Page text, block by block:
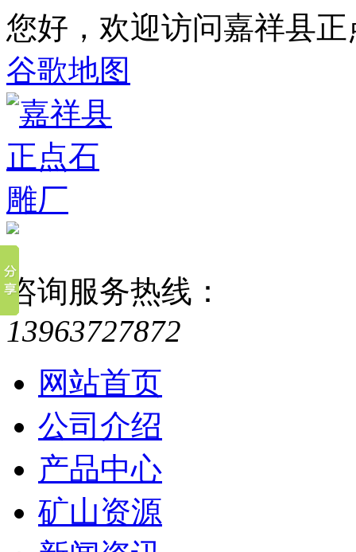
您好，欢迎访问嘉祥县
谷歌地图
咨询服务热线：
13963727872
网站首页
公司介绍
产品中心
矿山资源